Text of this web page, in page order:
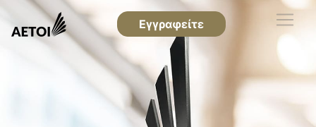
Εγγραφείτε